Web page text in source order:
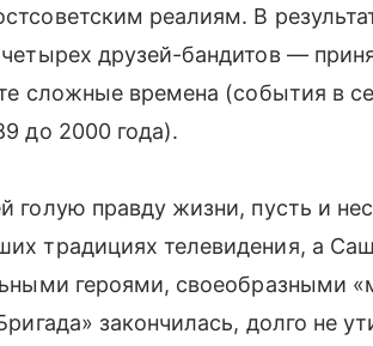
реалиям. В
друзей-бандитов —
сложные времена (события в
до 2000 года).
голую правду жизни, пусть и
традициях телевидения, а
героями, своеобразными
закончилась, долго не